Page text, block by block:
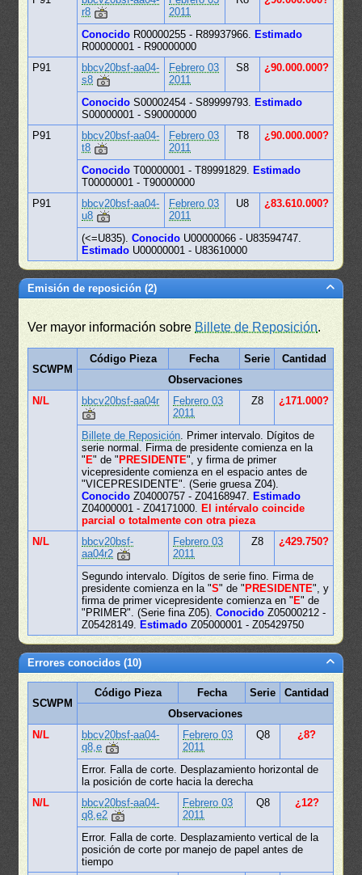
r8
2011
Conocido R00000255 - R89937966.
Estimado
R00000001 - R90000000
P91
bbcv20bsf-aa04-
s8
Febrero 03
2011
S8 ¿90.000.000?
Conocido S00002454 - S89999793.
Estimado
S00000001 - S90000000
P91
bbcv20bsf-aa04-
t8
Febrero 03
2011
T8 ¿90.000.000?
Conocido T00000001 - T89991829.
Estimado
T00000001 - T90000000
P91
bbcv20bsf-aa04-
u8
Febrero 03
2011
U8 ¿83.610.000?
(<=U835).Conocido U00000066 - U83594747.
Estimado U00000001 - U83610000
Emisión de reposición (2)
Ver mayor información sobre Billete de Reposición.
SCWPM
Código Pieza Fecha Serie
Cantidad
Observaciones
N/L
bbcv20bsf-aa04r
Febrero 03
2011
Z8 ¿171.000?
Billete de Reposición . Primer intervalo. Dígitos de
serie normal. Firma de presidente comienza en la
" E" de " PRESIDENTE", y firma de primer
vicepresidente comienza en el espacio antes de
"VICEPRESIDENTE". (Serie gruesa Z04).
Conocido Z04000757 - Z04168947.
Estimado
Z04000001 - Z04171000.
El intérvalo coincide
parcial o totalmente con otra pieza
N/L
bbcv20bsf-
aa04r2
Febrero 03
2011
Z8 ¿429.750?
Segundo intervalo. Dígitos de serie fino. Firma de
presidente comienza en la "S" de " PRESIDENTE", y
firma de primer vicepresidente comienza en " E" de
"PRIMER". (Serie fina Z05).Conocido Z05000212 -
Z05428149.
Estimado Z05000001 - Z05429750
Errores conocidos (10)
SCWPM
Código Pieza Fecha Serie
Cantidad
Observaciones
N/L
bbcv20bsf-aa04-
q8,e
Febrero 03
2011
Q8 ¿8?
Error. Falla de corte. Desplazamiento horizontal de
la posición de corte hacia la derecha
N/L
bbcv20bsf-aa04-
q8,e2
Febrero 03
2011
Q8 ¿12?
Error. Falla de corte. Desplazamiento vertical de la
posición de corte por manejo de papel antes de
tiempo